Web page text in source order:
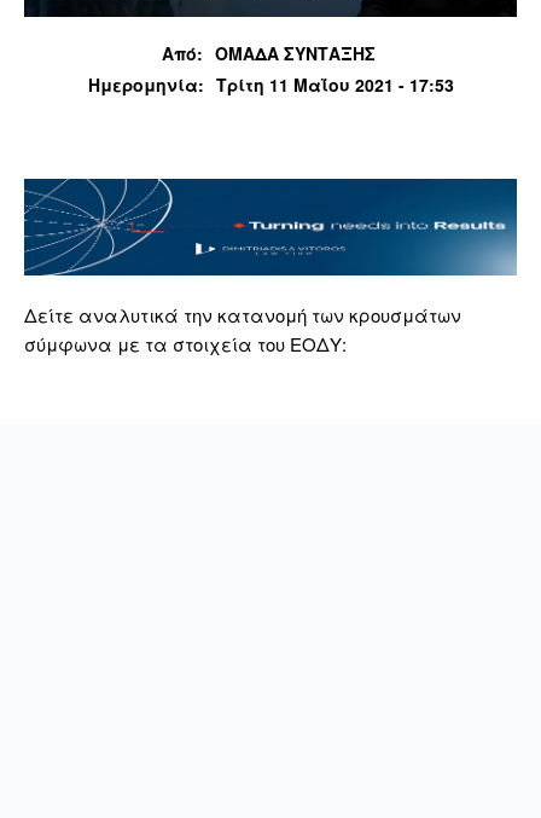
Από: ΟΜΑΔΑ ΣΥΝΤΑΞΗΣ
Ημερομηνία: Τρίτη 11 Μαΐου 2021 - 17:53
Δείτε αναλυτικά την κατανομή των κρουσμάτων
σύμφωνα με τα στοιχεία του ΕΟΔΥ: